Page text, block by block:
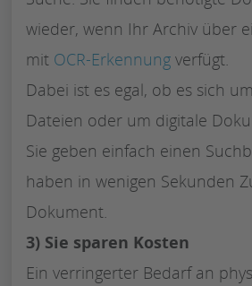
wieder, wenn Ihr Archiv über
mit OCR-Erkennung verfügt.
Dabei ist es egal, ob es sich
Dateien oder um digitale
Sie geben einfach einen
haben in wenigen Sekunden
Dokument.
3) Sie sparen Kosten
Ein verringerter Bedarf an